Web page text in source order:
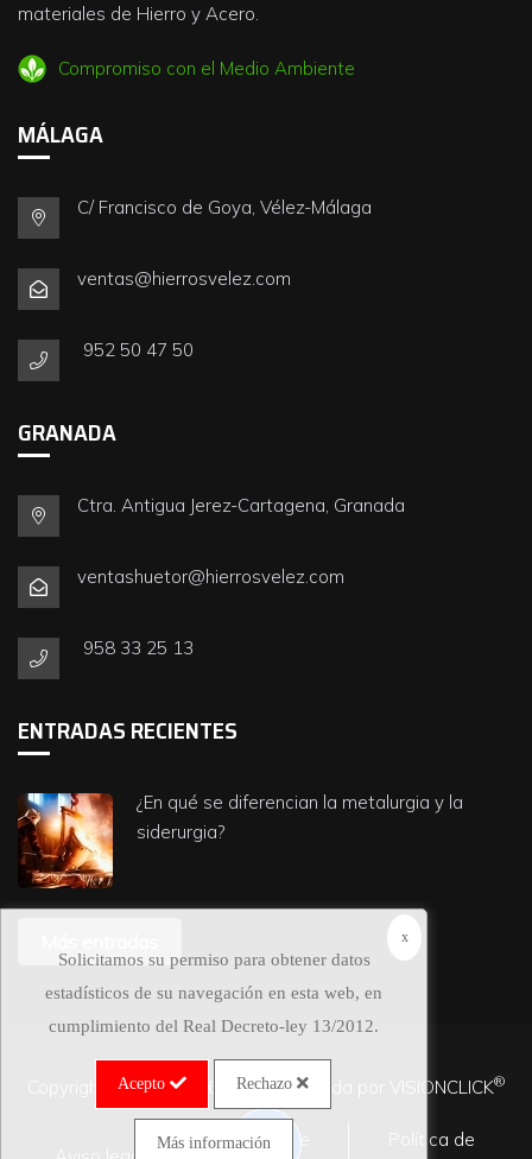
materiales de Hierro y Acero.
Compromiso con el Medio Ambiente
MÁLAGA
C/ Francisco de Goya, Vélez-Málaga
ventas@hierrosvelez.com
952 50 47 50
GRANADA
Ctra. Antigua Jerez-Cartagena, Granada
ventashuetor@hierrosvelez.com
958 33 25 13
ENTRADAS RECIENTES
¿En qué se diferencian la metalurgia y la
siderurgia?
Copyright ©2022-2026 | Web realizada por VISIONCLICK®
Política de Política de
x
Solicitamos su permiso para obtener datos
estadísticos de su navegación en esta web, en
cumplimiento del Real Decreto-ley 13/2012.
Acepto Rechazo
Más información